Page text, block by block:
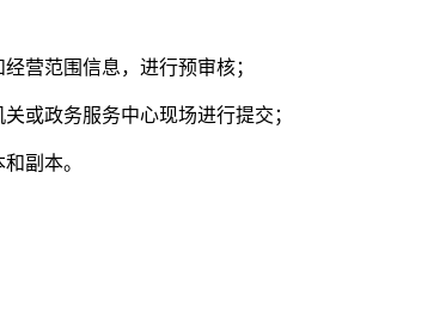
范围信息，进行预审核；
政务服务中心现场进行提交；
副本。